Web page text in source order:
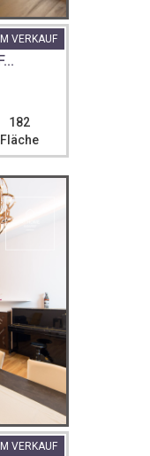
VERKAUF
182
Fläche
VERKAUF